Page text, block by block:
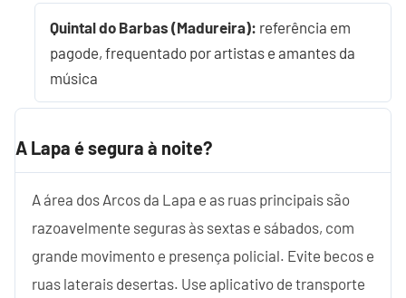
Quintal do Barbas (Madureira): referência em
pagode, frequentado por artistas e amantes da
música
A Lapa é segura à noite?
A área dos Arcos da Lapa e as ruas principais são
razoavelmente seguras às sextas e sábados, com
grande movimento e presença policial. Evite becos e
ruas laterais desertas. Use aplicativo de transporte